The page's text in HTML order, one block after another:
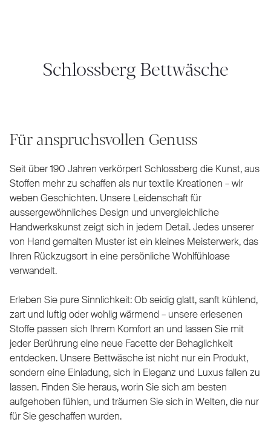
Schlossberg Bettwäsche
Für anspruchsvollen Genuss
Seit über 190 Jahren verkörpert Schlossberg die Kunst, aus
Stoffen mehr zu schaffen als nur textile Kreationen – wir
weben Geschichten. Unsere Leidenschaft für
aussergewöhnliches Design und unvergleichliche
Handwerkskunst zeigt sich in jedem Detail. Jedes unserer
von Hand gemalten Muster ist ein kleines Meisterwerk, das
Ihren Rückzugsort in eine persönliche Wohlfühloase
verwandelt.
Erleben Sie pure Sinnlichkeit: Ob seidig glatt, sanft kühlend,
zart und luftig oder wohlig wärmend – unsere erlesenen
Stoffe passen sich Ihrem Komfort an und lassen Sie mit
jeder Berührung eine neue Facette der Behaglichkeit
entdecken. Unsere Bettwäsche ist nicht nur ein Produkt,
sondern eine Einladung, sich in Eleganz und Luxus fallen zu
lassen. Finden Sie heraus, worin Sie sich am besten
aufgehoben fühlen, und träumen Sie sich in Welten, die nur
für Sie geschaffen wurden.